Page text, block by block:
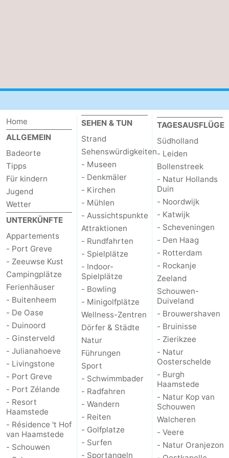
Home
ALLGEMEIN
Badeorte
Tipps
Für kindern
Jugend
Wetter
UNTERKÜNFTE
Appartements
- Port Greve
- Zeeuwse Kust
Campingplätze
Ferienhäuser
- Buitenheem
- De Oase
- Duinoord
- Ginsterveld
- Julianahoeve
- Livingstone
- Port Greve
- Port Zélande
- Resort
Haamstede
- Résidence 't Hof
van Haamstede
- Schouwen
SEHEN & TUN
Strand
Sehenswürdigkeiten
- Museen
- Denkmäler
- Kirchen
- Mühlen
- Aussichtspunkte
Attraktionen
- Rundfahrten
- Spielplätze
- Indoor-
Spielplätze
- Bowling
- Minigolfplätze
Wellness-Zentren
Dörfer & Städte
Natur
Führungen
Sport
- Schwimmbader
- Radfahren
- Wandern
- Reiten
- Golfplatze
- Surfen
- Sportangeln
TAGESAUSFLÜGE
Südholland
- Leiden
Bollenstreek
- Natur Hollands
Duin
- Noordwijk
- Katwijk
- Scheveningen
- Den Haag
- Rotterdam
- Rockanje
Zeeland
Schouwen-
Duiveland
- Brouwershaven
- Bruinisse
- Zierikzee
- Natur
Oosterschelde
- Burgh
Haamstede
- Natur Kop van
Schouwen
Walcheren
- Veere
- Natur Oranjezon